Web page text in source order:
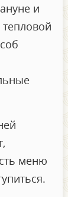
и
меню